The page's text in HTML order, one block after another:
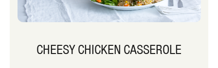
CHEESY CHICKEN CASSEROLE